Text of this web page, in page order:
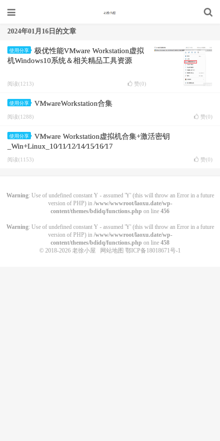
2024年01月16日的文章
使用分享
极优性能VMware Workstation虚拟
机Windows10系统＆相关精品工具资源
阅读(1213) 赞(0)
使用分享 VMwareWorkstation合集
阅读(1288) 赞(0)
使用分享
VMware Workstation虚拟机合集+激活密钥
_Win+Linux_10∕11∕12∕14∕15∕16∕17
阅读(1153) 赞(0)
Warning: Use of undefined constant Y - assumed 'Y' (this will throw an Error in a future
version of PHP) in /www/wwwroot/laoxu.date/wp-
content/themes/bdidq/functions.php on line 456
Warning: Use of undefined constant Y - assumed 'Y' (this will throw an Error in a future
version of PHP) in /www/wwwroot/laoxu.date/wp-
content/themes/bdidq/functions.php on line 458
© 2018-2026 老徐小屋 网站地图 鄂ICP备18018671号-1